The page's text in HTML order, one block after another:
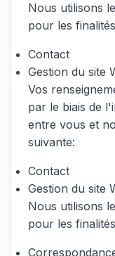
Nous utilisons
pour les
Contact
Gestion du site
Vos
par le biais de
entre vous et
suivante:
Contact
Gestion du site
Nous utilisons
pour les